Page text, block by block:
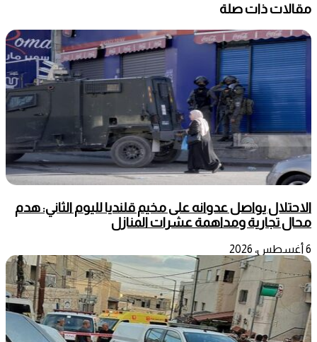
مقالات ذات صلة
الاحتلال يواصل عدوانه على مخيم قلنديا لليوم الثاني: هدم
محال تجارية ومداهمة عشرات المنازل
6 أغسطس، 2026